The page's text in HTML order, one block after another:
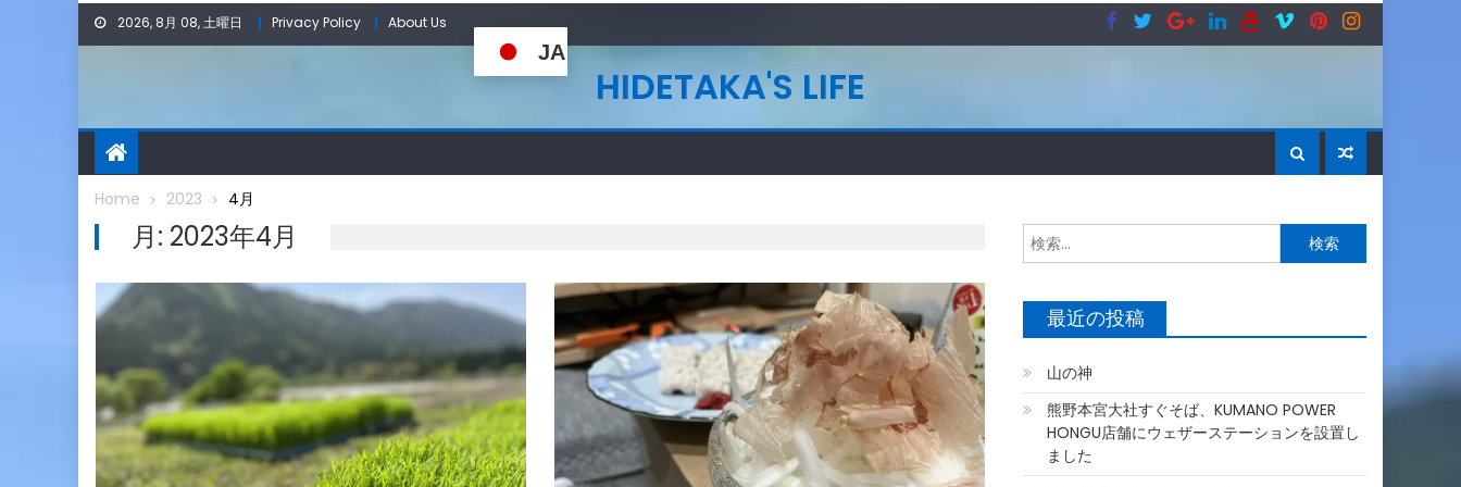
Skip
2026, 8月 08, 土曜日 Privacy Policy About Us
JA
HIDETAKA'S LIFE
Home 2023 4月
月: 2023年4月
索:
最近の投稿
山の神
熊野本宮大社すぐそば、KUMANO POWER
HONGU店舗にウェザーステーションを設置し
ました